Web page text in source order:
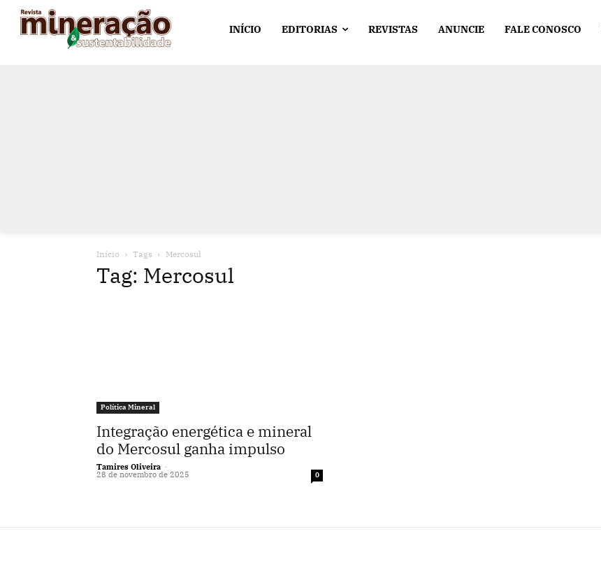
INÍCIO EDITORIAS REVISTAS ANUNCIE FALE CONOSCO
Início Tags Mercosul
Tag: Mercosul
Política Mineral
Integração energética e mineral
do Mercosul ganha impulso
Tamires Oliveira -
28 de novembro de 2025 0